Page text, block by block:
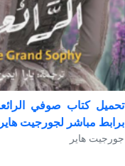
برابط مباشر لجورجيت هاير
جورجيت هاير